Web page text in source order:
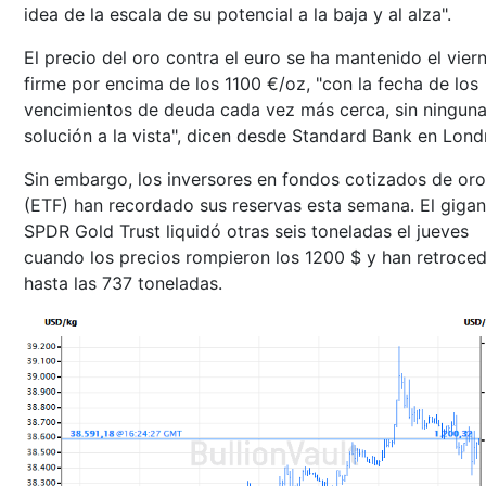
idea de la escala de su potencial a la baja y al alza".
El precio del oro contra el euro se ha mantenido el
firme por encima de los 1100 €/oz, "con la fecha de los
vencimientos de deuda cada vez más cerca, sin ninguna
solución a la vista", dicen desde Standard Bank en
Sin embargo, los inversores en fondos cotizados de oro
(ETF) han recordado sus reservas esta semana. El
SPDR Gold Trust liquidó otras seis toneladas el jueves
cuando los precios rompieron los 1200 $ y han
hasta las 737 toneladas.